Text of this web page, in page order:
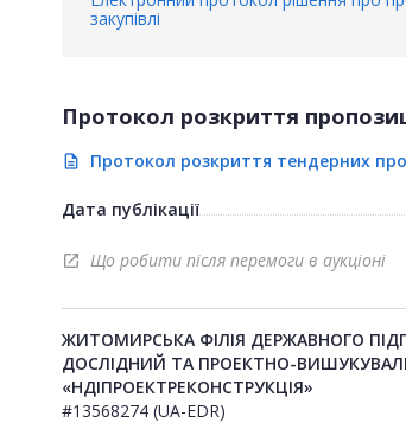
закупівлі
Протокол розкриття
description Протокол розкриття тендерних
Дата публікації
open_in_new Що робити після перемоги в аукціоні
ЖИТОМИРСЬКА ФІЛІЯ ДЕРЖАВНОГО
ДОСЛІДНИЙ ТА ПРОЕКТНО-
«НДІПРОЕКТРЕКОНСТРУКЦІЯ»
#13568274 (UA-EDR)